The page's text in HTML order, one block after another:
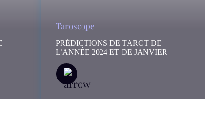
Taroscope
PRÉDICTIONS DE TAROT DE
L’ANNÉE 2024 ET DE JANVIER